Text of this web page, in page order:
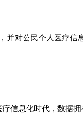
对公民个人医疗信
信息化时代，数据